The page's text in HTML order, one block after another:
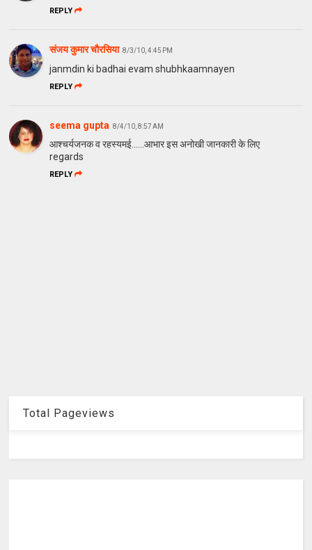
REPLY
संजय कुमार चौरसिया 8/3/10, 4:45 PM
janmdin ki badhai evam shubhkaamnayen
REPLY
seema gupta 8/4/10, 8:57 AM
आश्चर्यजनक व रहस्यमई......आभार इस अनोखी जानकारी के लिए
regards
REPLY
Total Pageviews